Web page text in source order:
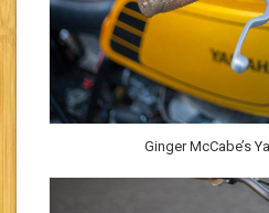
Ginger McCabe’s